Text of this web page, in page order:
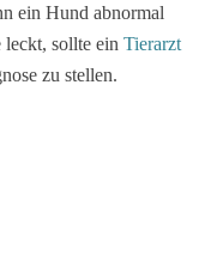
ein Hund abnormal
leckt, sollte ein Tierarzt
zu stellen.